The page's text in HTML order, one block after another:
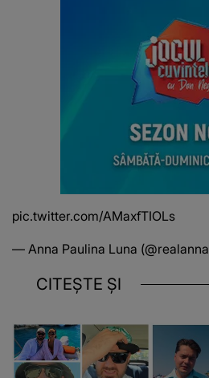
pic.twitter.com/AMaxfTIOLs
— Anna Paulina Luna
CITEȘTE ȘI